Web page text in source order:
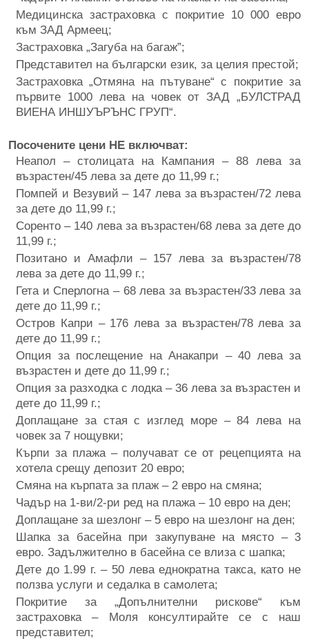
Медицинска застраховка с покритие 10 000 евро
към ЗАД Армеец;
Застраховка „Загуба на багаж”;
Представител на български език, за целия престой;
Застраховка „Отмяна на пътуване“ с покритие за
първите 1000 лева на човек от ЗАД „БУЛСТРАД
ВИЕНА ИНШУЪРЪНС ГРУП“.
Посочените цени НЕ включват:
Неапол – столицата на Кампания – 88 лева за
възрастен/45 лева за дете до 11,99 г.;
Помпей и Везувий – 147 лева за възрастен/72 лева
за дете до 11,99 г.;
Соренто – 140 лева за възрастен/68 лева за дете до
11,99 г.;
Позитано и Амафли – 157 лева за възрастен/78
лева за дете до 11,99 г.;
Гета и Сперлогна – 68 лева за възрастен/33 лева за
дете до 11,99 г.;
Остров Капри – 176 лева за възрастен/78 лева за
дете до 11,99 г.;
Опция за послещение на Анакапри – 40 лева за
възрастен и дете до 11,99 г.;
Опция за разходка с лодка – 36 лева за възрастен и
дете до 11,99 г.;
Доплащане за стая с изглед море – 84 лева на
човек за 7 нощувки;
Кърпи за плажа – получават се от рецепцията на
хотела срещу депозит 20 евро;
Смяна на кърпата за плаж – 2 евро на смяна;
Чадър нa 1-ви/2-ри ред на плажа – 10 евро на ден;
Доплащане за шезлонг – 5 евро на шезлонг на ден;
Шапка за басейна при закупуване на място – 3
евро. Задължително в басейна се влиза с шапка;
Дете до 1.99 г. – 50 лева еднократна такса, като не
ползва услуги и седалка в самолета;
Покритие за „Допълнителни рискове“ към
застраховка – Моля консултирайте се с наш
представител;